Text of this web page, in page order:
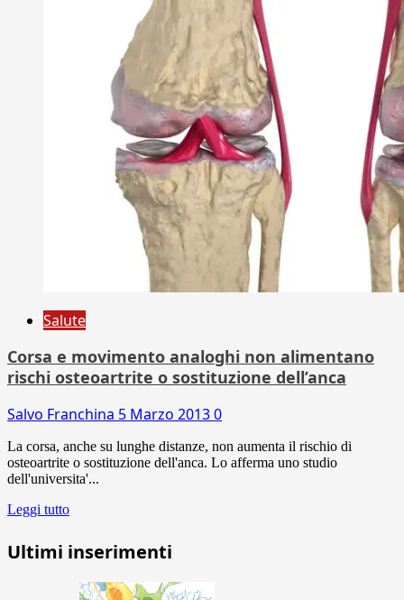
Salute
Corsa e movimento analoghi non alimentano
rischi osteoartrite o sostituzione dell’anca
Salvo Franchina 5 Marzo 20130
La corsa, anche su lunghe distanze, non aumenta il rischio di
osteoartrite o sostituzione dell'anca. Lo afferma uno studio
dell'universita'...
Leggi tutto
Ultimi inserimenti